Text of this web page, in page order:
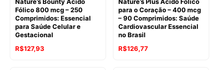
Fólico 800 mcg – 250
Comprimidos: Essencial
para Saúde Celular e
Gestacional
R$127,93
para o Coração – 400 mcg
– 90 Comprimidos: Saúde
Cardiovascular Essencial
no Brasil
R$126,77